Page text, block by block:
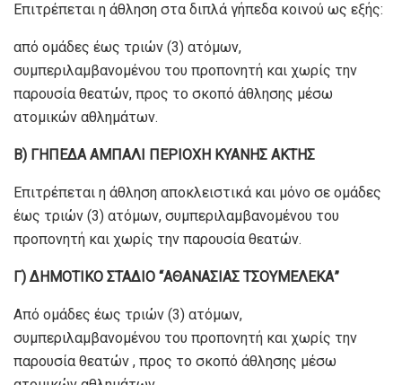
Επιτρέπεται η άθληση στα διπλά γήπεδα κοινού ως εξής:
από ομάδες έως τριών (3) ατόμων,
συμπεριλαμβανομένου του προπονητή και χωρίς την
παρουσία θεατών, προς το σκοπό άθλησης μέσω
ατομικών αθλημάτων.
Β) ΓΗΠΕΔΑ ΑΜΠΑΛI ΠΕΡΙΟΧΗ ΚΥΑΝΗΣ ΑΚΤΗΣ
Επιτρέπεται η άθληση αποκλειστικά και μόνο σε ομάδες
έως τριών (3) ατόμων, συμπεριλαμβανομένου του
προπονητή και χωρίς την παρουσία θεατών.
Γ) ΔΗΜΟΤΙΚΟ ΣΤΑΔΙΟ “ΑΘΑΝΑΣΙΑΣ ΤΣΟΥΜΕΛΕΚΑ”
Από ομάδες έως τριών (3) ατόμων,
συμπεριλαμβανομένου του προπονητή και χωρίς την
παρουσία θεατών , προς το σκοπό άθλησης μέσω